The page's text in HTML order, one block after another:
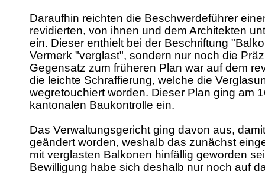
Daraufhin reichten die Beschwerdeführer
revidierten, von ihnen und dem Architekten
ein. Dieser enthielt bei der Beschriftung
Vermerk "verglast", sondern nur noch die
Gegensatz zum früheren Plan war auf dem
die leichte Schraffierung, welche die
wegretouchiert worden. Dieser Plan ging am
kantonalen Baukontrolle ein.
Das Verwaltungsgericht ging davon aus,
geändert worden, weshalb das zunächst
mit verglasten Balkonen hinfällig geworden
Bewilligung habe sich deshalb nur noch auf